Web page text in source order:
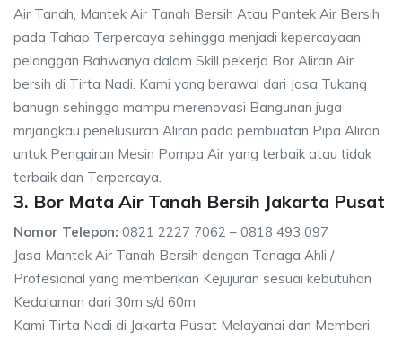
Air Tanah, Mantek Air Tanah Bersih Atau Pantek Air Bersih
pada Tahap Terpercaya sehingga menjadi kepercayaan
pelanggan Bahwanya dalam Skill pekerja Bor Aliran Air
bersih di Tirta Nadi. Kami yang berawal dari Jasa Tukang
banugn sehingga mampu merenovasi Bangunan juga
mnjangkau penelusuran Aliran pada pembuatan Pipa Aliran
untuk Pengairan Mesin Pompa Air yang terbaik atau tidak
terbaik dan Terpercaya.
3. Bor Mata Air Tanah Bersih Jakarta Pusat
Nomor Telepon: 0821 2227 7062 – 0818 493 097
Jasa Mantek Air Tanah Bersih dengan Tenaga Ahli /
Profesional yang memberikan Kejujuran sesuai kebutuhan
Kedalaman dari 30m s/d 60m.
Kami Tirta Nadi di Jakarta Pusat Melayanai dan Memberi